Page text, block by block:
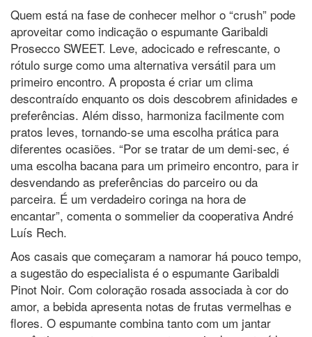
Quem está na fase de conhecer melhor o “crush” pode
aproveitar como indicação o espumante Garibaldi
Prosecco SWEET. Leve, adocicado e refrescante, o
rótulo surge como uma alternativa versátil para um
primeiro encontro. A proposta é criar um clima
descontraído enquanto os dois descobrem afinidades e
preferências. Além disso, harmoniza facilmente com
pratos leves, tornando-se uma escolha prática para
diferentes ocasiões. “Por se tratar de um demi-sec, é
uma escolha bacana para um primeiro encontro, para ir
desvendando as preferências do parceiro ou da
parceira. É um verdadeiro coringa na hora de
encantar”, comenta o sommelier da cooperativa André
Luís Rech.
Aos casais que começaram a namorar há pouco tempo,
a sugestão do especialista é o espumante Garibaldi
Pinot Noir. Com coloração rosada associada à cor do
amor, a bebida apresenta notas de frutas vermelhas e
flores. O espumante combina tanto com um jantar